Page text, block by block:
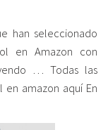
han seleccionado
en Amazon con
… Todas las
amazon aquí En